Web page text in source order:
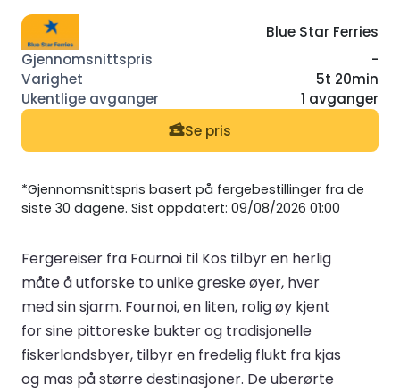
Blue Star Ferries
-
5t 20min
1 avganger
Se pris
*Gjennomsnittspris basert på fergebestillinger fra de
siste 30 dagene. Sist oppdatert: 09/08/2026 01:00
Fergereiser fra Fournoi til Kos tilbyr en herlig
måte å utforske to unike greske øyer, hver
med sin sjarm. Fournoi, en liten, rolig øy kjent
for sine pittoreske bukter og tradisjonelle
fiskerlandsbyer, tilbyr en fredelig flukt fra kjas
og mas på større destinasjoner. De uberørte